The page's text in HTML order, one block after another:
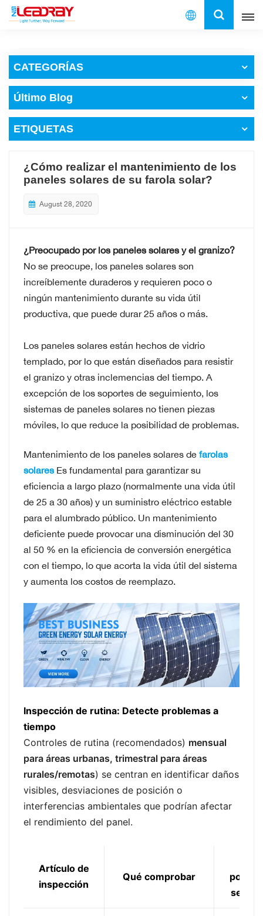
Español
中文
CATEGORÍAS
Último Blog
ETIQUETAS
¿Cómo realizar el mantenimiento de los
paneles solares de su farola solar?
August 28, 2020
¿Preocupado por los paneles solares y el granizo?
No se preocupe, los paneles solares son
increíblemente duraderos y requieren poco o
ningún mantenimiento durante su vida útil
productiva, que puede durar 25 años o más.
Los paneles solares están hechos de vidrio
templado, por lo que están diseñados para resistir
el granizo y otras inclemencias del tiempo. A
excepción de los soportes de seguimiento, los
sistemas de paneles solares no tienen piezas
móviles, lo que reduce la posibilidad de problemas.
Mantenimiento de los paneles solares de farolas
solaresEs fundamental para garantizar su
eficiencia a largo plazo (normalmente una vida útil
de 25 a 30 años) y un suministro eléctrico estable
para el alumbrado público. Un mantenimiento
deficiente puede provocar una disminución del 30
al 50 % en la eficiencia de conversión energética
con el tiempo, lo que acorta la vida útil del sistema
y aumenta los costos de reemplazo.
Inspección de rutina: Detecte problemas a
tiempo
Controles de rutina (recomendados) mensual
para áreas urbanas, trimestral para áreas
rurales/remotas) se centran en identificar daños
visibles, desviaciones de posición o
interferencias ambientales que podrían afectar
el rendimiento del panel.
Artículo de
inspección
Qué comprobar
se